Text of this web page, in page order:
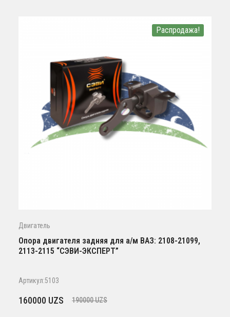
Распродажа!
Двигатель
Опора двигателя задняя для а/м ВАЗ: 2108-21099,
2113-2115 “СЭВИ-ЭКСПЕРТ”
Артикул:5103
190000UZS
Первоначальная
160000 UZS
Текущая